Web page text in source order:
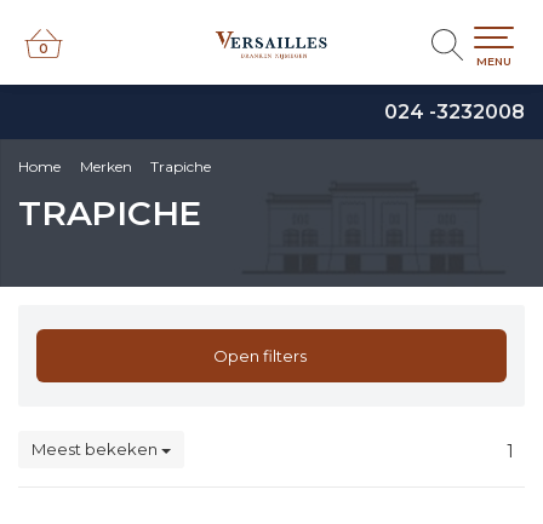
024 -3232008
0
0
MENU
Home Merken Trapiche
TRAPICHE
Open filters
Meest bekeken 1